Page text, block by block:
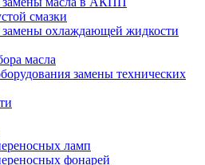
смазки
замены охлаждающей жидкости
масла
замены технических
ламп
фонарей